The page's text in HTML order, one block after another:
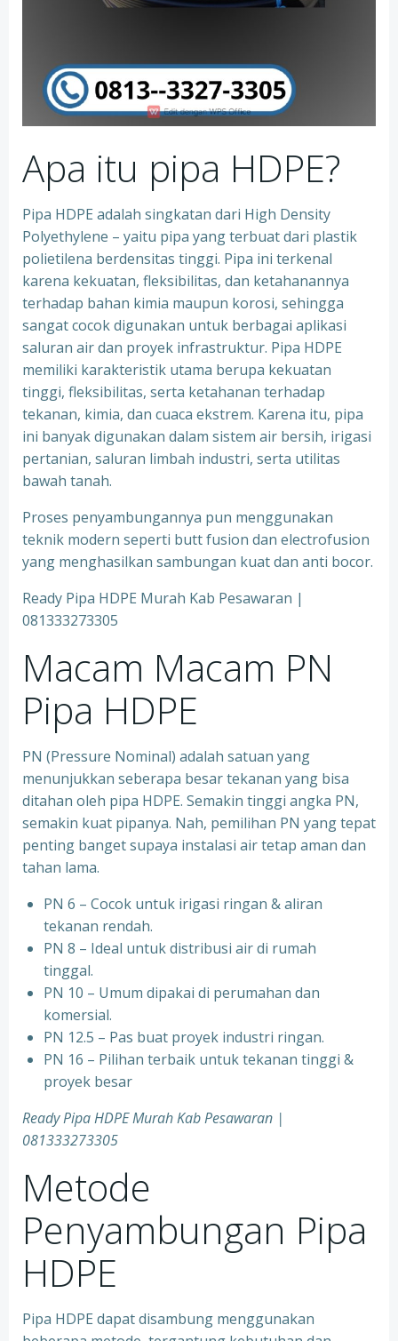
Apa itu pipa HDPE?
Pipa HDPE adalah singkatan dari High Density
Polyethylene – yaitu pipa yang terbuat dari plastik
polietilena berdensitas tinggi. Pipa ini terkenal
karena kekuatan, fleksibilitas, dan ketahanannya
terhadap bahan kimia maupun korosi, sehingga
sangat cocok digunakan untuk berbagai aplikasi
saluran air dan proyek infrastruktur. Pipa HDPE
memiliki karakteristik utama berupa kekuatan
tinggi, fleksibilitas, serta ketahanan terhadap
tekanan, kimia, dan cuaca ekstrem. Karena itu, pipa
ini banyak digunakan dalam sistem air bersih, irigasi
pertanian, saluran limbah industri, serta utilitas
bawah tanah.
Proses penyambungannya pun menggunakan
teknik modern seperti butt fusion dan electrofusion
yang menghasilkan sambungan kuat dan anti bocor.
Ready Pipa HDPE Murah Kab Pesawaran |
081333273305
Macam Macam PN
Pipa HDPE
PN (Pressure Nominal) adalah satuan yang
menunjukkan seberapa besar tekanan yang bisa
ditahan oleh pipa HDPE. Semakin tinggi angka PN,
semakin kuat pipanya. Nah, pemilihan PN yang tepat
penting banget supaya instalasi air tetap aman dan
tahan lama.
PN 6 – Cocok untuk irigasi ringan & aliran
tekanan rendah.
PN 8 – Ideal untuk distribusi air di rumah
tinggal.
PN 10 – Umum dipakai di perumahan dan
komersial.
PN 12.5 – Pas buat proyek industri ringan.
PN 16 – Pilihan terbaik untuk tekanan tinggi &
proyek besar
Ready Pipa HDPE Murah Kab Pesawaran |
081333273305
Metode
Penyambungan Pipa
HDPE
Pipa HDPE dapat disambung menggunakan